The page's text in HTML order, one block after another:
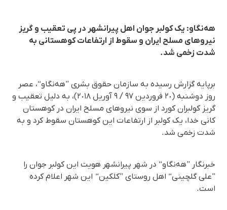
هەنگاو: یک کولبر جوان اهل پیرانشهر در پی تعقیب و گریز
نیروهای مسلح ایران و سقوط از ارتفاعات کوهستانی بە
شدت زخمی شد.
برپایە گزارش رسیدە بە سازمان حقوق بشری ”هەنگاو“، عصر
روز دوشنبە (٢٠ فروردین ٩٧ / ٩ آوریل ٢٠١٨)، بە دلیل تعقیب و
گریز کولبران کورد از سوی نیروهای مسلح ایران در کوهستان
کانی خدا، یک کولبر از ارتفاعات این کوهستان سقوط کرد و بە
شدت زخمی شد.
خبرنگار ”هەنگاو“ در شهر پیرانشهر هویت این کولبر جوان را
”علی گلچینی“ اهل روستای ”کلکین“ این شهر اعلام کردە
است.